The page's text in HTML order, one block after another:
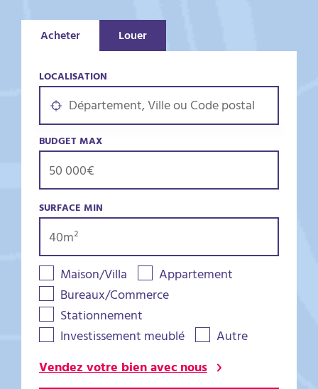
Acheter Louer
LOCALISATION
BUDGET MAX
SURFACE MIN
Maison/Villa
Appartement
Bureaux/Commerce
Stationnement
Investissement meublé
Autre
Vendez votre bien avec nous